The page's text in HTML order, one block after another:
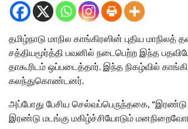
தமிழ்நாடு மாநில காங்கிரஸின் புதிய
சத்தியமூர்த்தி பவனில் நடைபெற்ற இந்த
தாகூரிடம் ஒப்படைத்தார். இந்த நிகழ்வில்
கலந்துகொண்டனர்.
அப்போது பேசிய செல்வப்பெருந்தகை,
இரண்டு மடங்கு மகிழ்ச்சியோடும்